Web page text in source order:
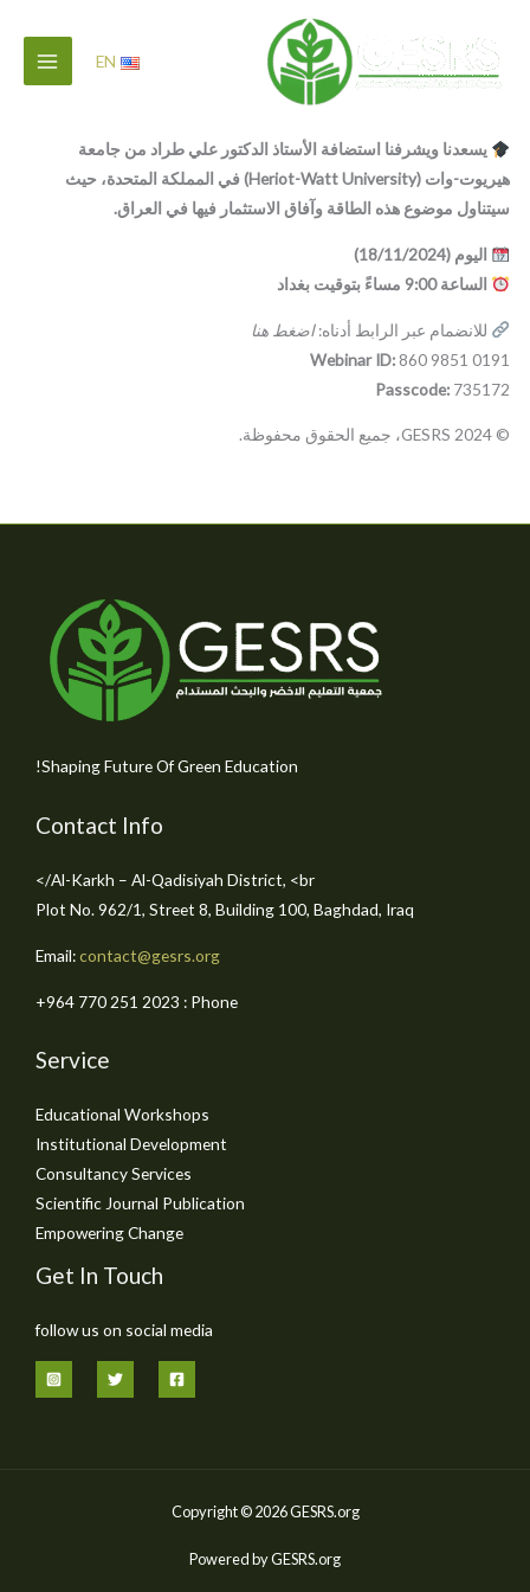
المحتوى
EN
يسعدنا ويشرفنا استضافة الأستاذ الدكتور علي طراد من جامعة
هيريوت-وات (Heriot-Watt University) في المملكة المتحدة، حيث
سيتناول موضوع هذه الطاقة وآفاق الاستثمار فيها في العراق.
اليوم (18/11/2024)
الساعة 9:00 مساءً بتوقيت بغداد
للانضمام عبر الرابط أدناه:اضغط هنا
Webinar ID:860 9851 0191
Passcode:735172
© 2024 GESRS، جميع الحقوق محفوظة.
Shaping Future Of Green Education!
Contact Info
Al-Karkh – Al-Qadisiyah District, <br/>
Plot No. 962/1, Street 8, Building 100, Baghdad, Iraq
Email:contact@gesrs.org
Phone : ⁦+964 770 251 2023⁩
Service
Educational Workshops
Institutional Development
Consultancy Services
Scientific Journal Publication
Empowering Change
Get In Touch
follow us on social media
Copyright © 2026 GESRS.org
Powered by GESRS.org